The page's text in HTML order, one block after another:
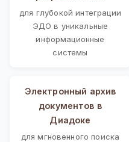
для глубокой интеграции
ЭДО в уникальные
информационные
системы
Электронный архив
документов в
Диадоке
для мгновенного поиска